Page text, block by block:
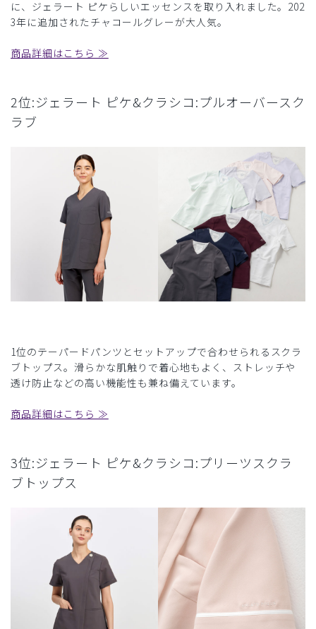
に、ジェラート ピケらしいエッセンスを取り入れました。202
3年に追加されたチャコールグレーが大人気。
商品詳細はこちら ≫
2位:ジェラート ピケ&クラシコ:プルオーバースク
ラブ
1位のテーパードパンツとセットアップで合わせられるスクラ
ブトップス。滑らかな肌触りで着心地もよく、ストレッチや
透け防止などの高い機能性も兼ね備えています。
商品詳細はこちら ≫
3位:ジェラート ピケ&クラシコ:プリーツスクラ
ブトップス